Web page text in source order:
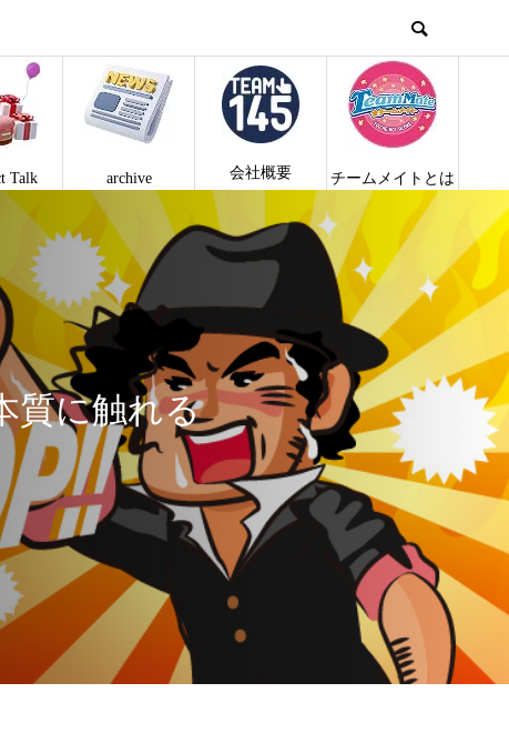
Talk archive 会社概要 チームメイトとは
質に触れる